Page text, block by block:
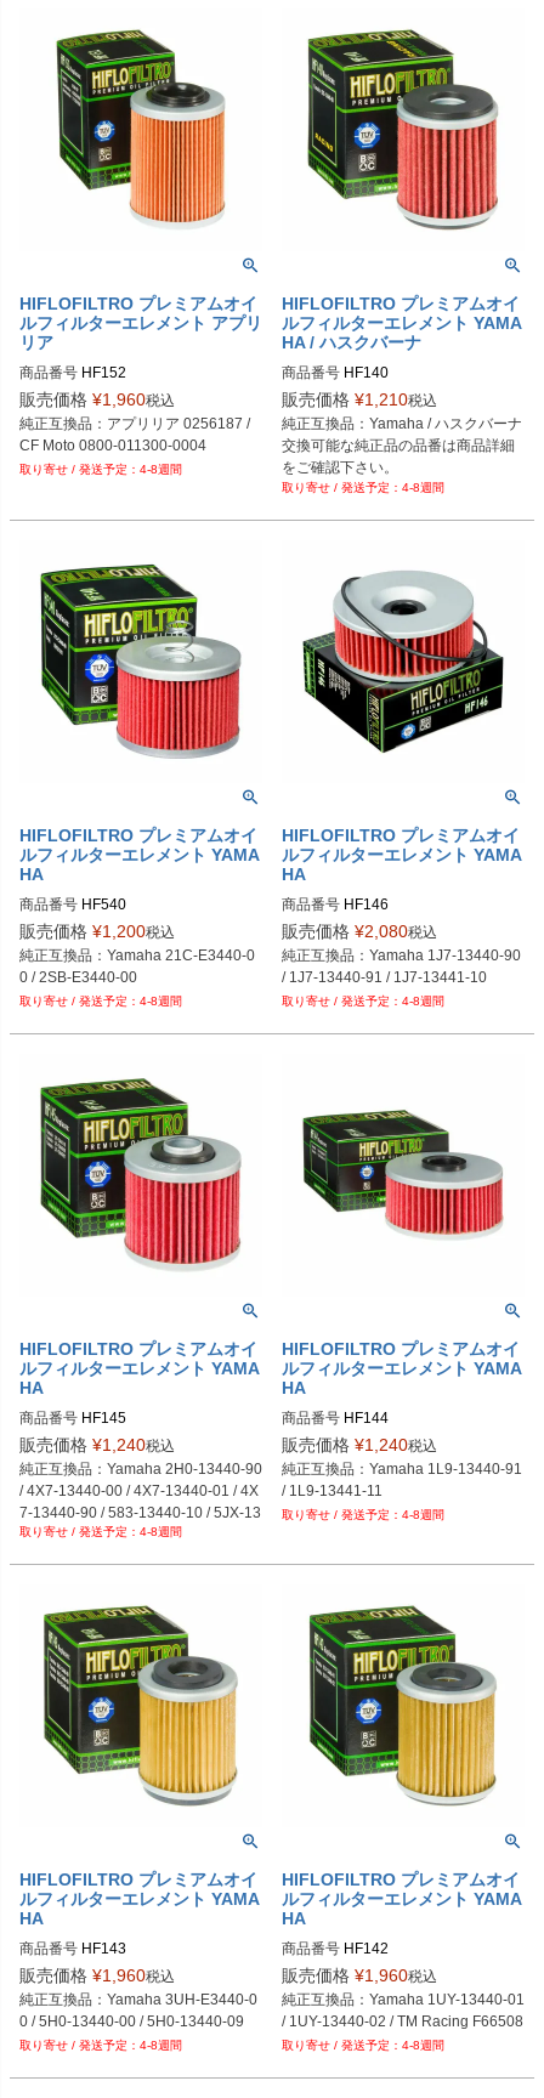
HIFLOFILTRO プレミアムオイ
ルフィルターエレメント アプリ
リア
商品番号 HF152
販売価格 ¥1,960税込
純正互換品：アプリリア 0256187 /
CF Moto 0800-011300-0004
4-8週間
HIFLOFILTRO プレミアムオイ
ルフィルターエレメント YAMA
HA / ハスクバーナ
商品番号 HF140
販売価格 ¥1,210税込
純正互換品：Yamaha / ハスクバーナ
交換可能な純正品の品番は商品詳細
をご確認下さい。
4-8週間
HIFLOFILTRO プレミアムオイ
ルフィルターエレメント YAMA
HA
商品番号 HF540
販売価格 ¥1,200税込
純正互換品：Yamaha 21C-E3440-0
0 / 2SB-E3440-00
4-8週間
HIFLOFILTRO プレミアムオイ
ルフィルターエレメント YAMA
HA
商品番号 HF146
販売価格 ¥2,080税込
純正互換品：Yamaha 1J7-13440-90
/ 1J7-13440-91 / 1J7-13441-10
4-8週間
HIFLOFILTRO プレミアムオイ
ルフィルターエレメント YAMA
HA
商品番号 HF145
販売価格 ¥1,240税込
純正互換品：Yamaha 2H0-13440-90
/ 4X7-13440-00 / 4X7-13440-01 / 4X
7-13440-90 / 583-13440-10 / 5JX-13
440-00
4-8週間
HIFLOFILTRO プレミアムオイ
ルフィルターエレメント YAMA
HA
商品番号 HF144
販売価格 ¥1,240税込
純正互換品：Yamaha 1L9-13440-91
/ 1L9-13441-11
4-8週間
HIFLOFILTRO プレミアムオイ
ルフィルターエレメント YAMA
HA
商品番号 HF143
販売価格 ¥1,960税込
純正互換品：Yamaha 3UH-E3440-0
0 / 5H0-13440-00 / 5H0-13440-09
4-8週間
HIFLOFILTRO プレミアムオイ
ルフィルターエレメント YAMA
HA
商品番号 HF142
販売価格 ¥1,960税込
純正互換品：Yamaha 1UY-13440-01
/ 1UY-13440-02 / TM Racing F66508
4-8週間